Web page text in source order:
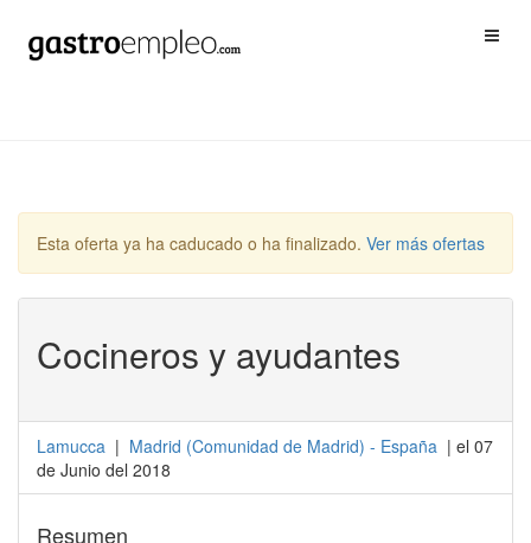
Esta oferta ya ha caducado o ha finalizado. Ver más ofertas
Cocineros y ayudantes
Lamucca | Madrid (Comunidad de Madrid) - España | el 07
de Junio del 2018
Resumen